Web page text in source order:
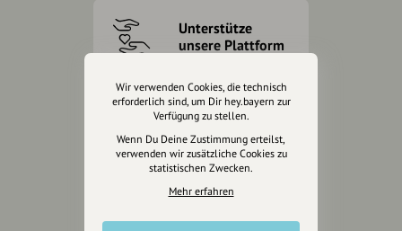
Unterstütze
unsere Plattform
hey.bayern ist ein Projekt von
uns für unsere Region und
wollen.
Wir verwenden Cookies, die technisch
erforderlich sind, um Dir hey.bayern zur
Verfügung zu stellen.
Wenn Du Deine Zustimmung erteilst,
verwenden wir zusätzliche Cookies zu
statistischen Zwecken.
Mehr erfahren